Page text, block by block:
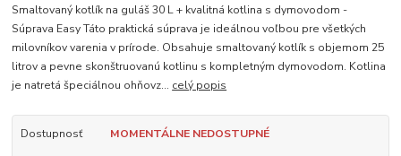
Smaltovaný kotlík na guláš 30 L + kvalitná kotlina s dymovodom -
Súprava Easy Táto praktická súprava je ideálnou voľbou pre všetkých
milovníkov varenia v prírode. Obsahuje smaltovaný kotlík s objemom 25
litrov a pevne skonštruovanú kotlinu s kompletným dymovodom. Kotlina
je natretá špeciálnou ohňovz... celý popis
Dostupnosť MOMENTÁLNE NEDOSTUPNÉ